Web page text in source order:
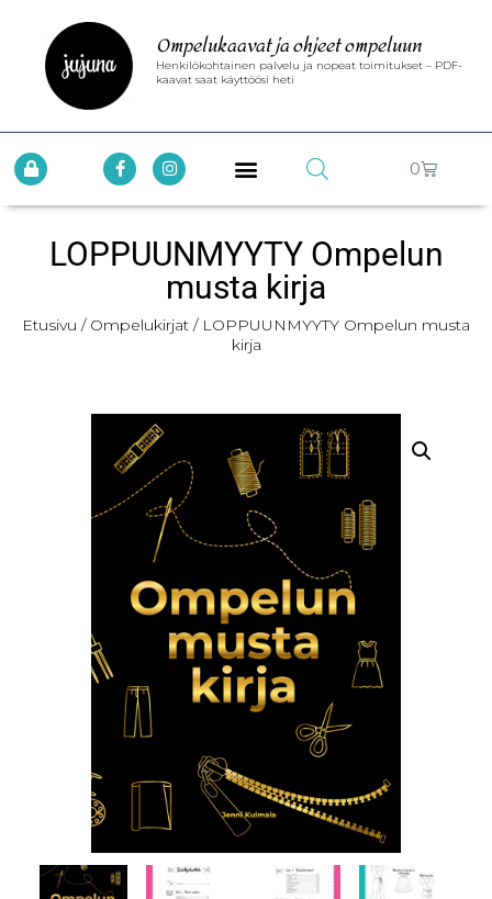
Ompelukaavat ja ohjeet ompeluun
Henkilökohtainen palvelu ja nopeat toimitukset – PDF-
kaavat saat käyttöösi heti
0
LOPPUUNMYYTY Ompelun
musta kirja
Etusivu / Ompelukirjat / LOPPUUNMYYTY Ompelun musta
kirja